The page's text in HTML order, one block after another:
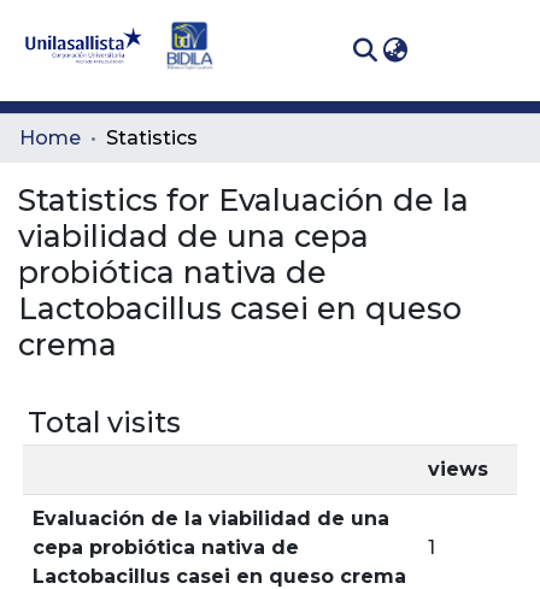
Communities
All of DSpace
Home Statistics
Statistics for Evaluación de la
viabilidad de una cepa
probiótica nativa de
Lactobacillus casei en queso
crema
Total visits
views
Evaluación de la viabilidad de una
cepa probiótica nativa de
Lactobacillus casei en queso crema
1